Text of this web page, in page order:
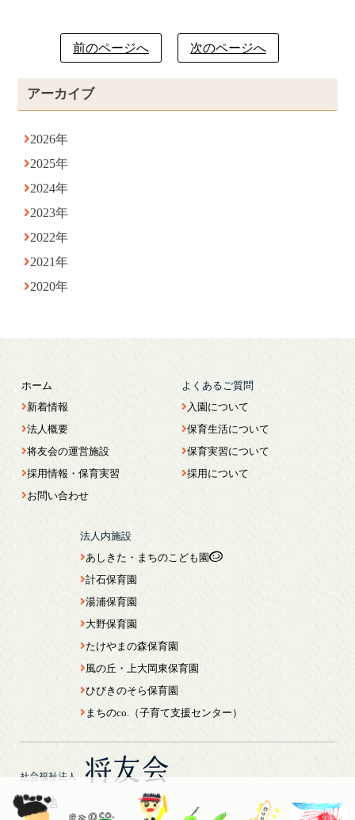
アーカイブ
2026年
2025年
2024年
2023年
2022年
2021年
2020年
前のページへ 次のページへ
社会福祉法人 将友会
所在地
ホーム
新着情報
法人概要
将友会の運営施設
採用情報・保育実習
お問い合わせ
よくあるご質問
入園について
保育生活について
保育実習について
採用について
法人内施設
あしきた・まちのこども園
計石保育園
湯浦保育園
大野保育園
たけやまの森保育園
風の丘・上大岡東保育園
ひびきのそら保育園
まちのco.（子育て支援センター）